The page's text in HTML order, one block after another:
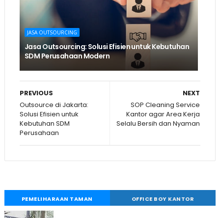
JASA OUTSOURCING
Jasa Outsourcing: Solusi Efisien untuk Kebutuhan
SDM Perusahaan Modern
NEXT
SOP Cleaning Service
Kantor agar Area Kerja
Selalu Bersih dan Nyaman
PREVIOUS
Outsource di Jakarta:
Solusi Efisien untuk
Kebutuhan SDM
Perusahaan
PEMELIHARAAN TAMAN OFFICE BOY KANTOR